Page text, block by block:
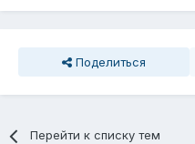
Поделиться
Перейти к списку тем